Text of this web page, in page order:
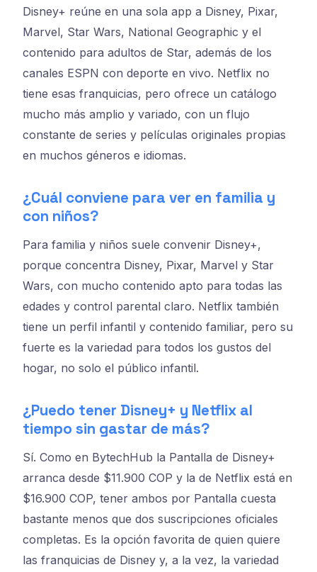
Disney+ reúne en una sola app a Disney, Pixar,
Marvel, Star Wars, National Geographic y el
contenido para adultos de Star, además de los
canales ESPN con deporte en vivo. Netflix no
tiene esas franquicias, pero ofrece un catálogo
mucho más amplio y variado, con un flujo
constante de series y películas originales propias
en muchos géneros e idiomas.
¿Cuál conviene para ver en familia y
con niños?
Para familia y niños suele convenir Disney+,
porque concentra Disney, Pixar, Marvel y Star
Wars, con mucho contenido apto para todas las
edades y control parental claro. Netflix también
tiene un perfil infantil y contenido familiar, pero su
fuerte es la variedad para todos los gustos del
hogar, no solo el público infantil.
¿Puedo tener Disney+ y Netflix al
tiempo sin gastar de más?
Sí. Como en BytechHub la Pantalla de Disney+
arranca desde $11.900 COP y la de Netflix está en
$16.900 COP, tener ambos por Pantalla cuesta
bastante menos que dos suscripciones oficiales
completas. Es la opción favorita de quien quiere
las franquicias de Disney y, a la vez, la variedad